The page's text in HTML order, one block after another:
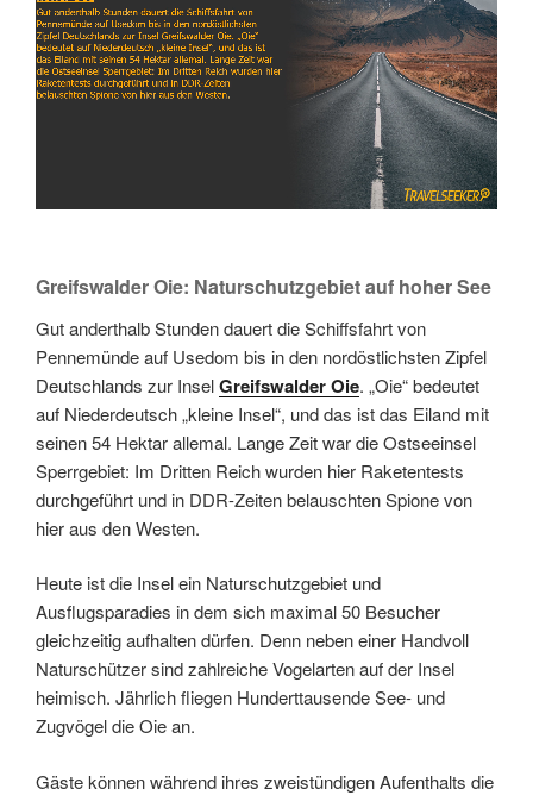
Greifswalder Oie: Naturschutzgebiet auf hoher See
Gut anderthalb Stunden dauert die Schiffsfahrt von
Pennemünde auf Usedom bis in den nordöstlichsten Zipfel
Deutschlands zur InselGreifswalder Oie. „Oie“ bedeutet
auf Niederdeutsch „kleine Insel“, und das ist das Eiland mit
seinen 54 Hektar allemal. Lange Zeit war die Ostseeinsel
Sperrgebiet: Im Dritten Reich wurden hier Raketentests
durchgeführt und in DDR-Zeiten belauschten Spione von
hier aus den Westen.
Heute ist die Insel ein Naturschutzgebiet und
Ausflugsparadies in dem sich maximal 50 Besucher
gleichzeitig aufhalten dürfen. Denn neben einer Handvoll
Naturschützer sind zahlreiche Vogelarten auf der Insel
heimisch. Jährlich fliegen Hunderttausende See- und
Zugvögel die Oie an.
Gäste können während ihres zweistündigen Aufenthalts die